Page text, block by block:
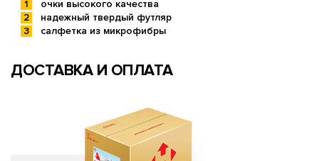
очки высокого качества
надежный твердый футляр
салфетка из микрофибры
ДОСТАВКА И ОПЛАТА